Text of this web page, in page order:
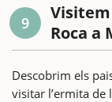
9
Roca a
Descobrim els
visitar l’ermita de